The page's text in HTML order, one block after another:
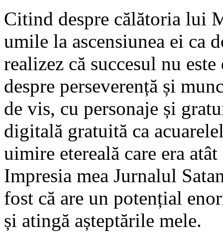
Citind despre călătoria lui
umile la ascensiunea ei ca
realizez că succesul nu
despre perseverență și
de vis, cu personaje și
digitală gratuită ca
uimire etereală care era
Impresia mea Jurnalul
fost că are un potențial
și atingă așteptările mele.